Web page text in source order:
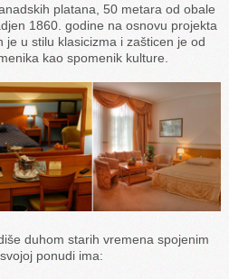
platana, 50 metara od obale
1860. godine na osnovu projekta
je u stilu klasicizma i zašticen je od
kao spomenik kulture.
duhom starih vremena spojenim
ponudi ima: